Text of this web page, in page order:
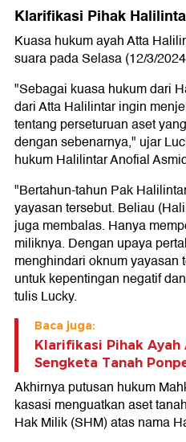
Klarifikasi Pihak
Kuasa hukum ayah Atta
suara pada Selasa (12/3/
"Sebagai kuasa hukum dari
dari Atta Halilintar ingin
tentang perseturuan aset
dengan sebenarnya," ujar
hukum Halilintar Anofial
"Bertahun-tahun Pak
yayasan tersebut. Beliau
juga membalas. Hanya
miliknya. Dengan upaya
menghindari oknum yayasan
untuk kepentingan negatif
tulis Lucky.
Baca juga:
Klarifikasi Pihak
Sengketa Tanah
Akhirnya putusan hukum
kasasi menguatkan aset
Hak Milik (SHM) atas nama